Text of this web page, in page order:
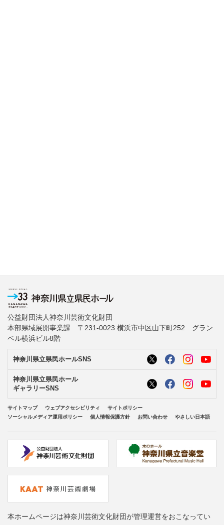
公益財団法人神奈川芸術文化財団
本部県域展開事業課 〒231-0023 横浜市中区山下町252 グラン
ベル横浜ビル8階
神奈川県立県民ホールSNS
神奈川県立県民ホール
ギャラリーSNS
サイトマップ ウェブアクセシビリティ
サイトポリシー
ソーシャルメディア運用ポリシー
個人情報保護方針 お問い合わせ やさしい日本語
本ホームページは神奈川芸術文化財団が管理運営をおこなってい